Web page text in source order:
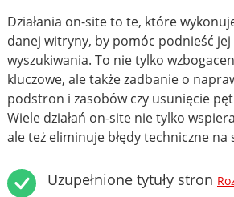
Działania on-site to te, które
danej witryny, by pomóc podnieść jej
wyszukiwania. To nie tylko
kluczowe, ale także zadbanie o
podstron i zasobów czy usunięcie
Wiele działań on-site nie tylko
ale też eliminuje błędy techniczne na
Uzupełnione tytuły stron